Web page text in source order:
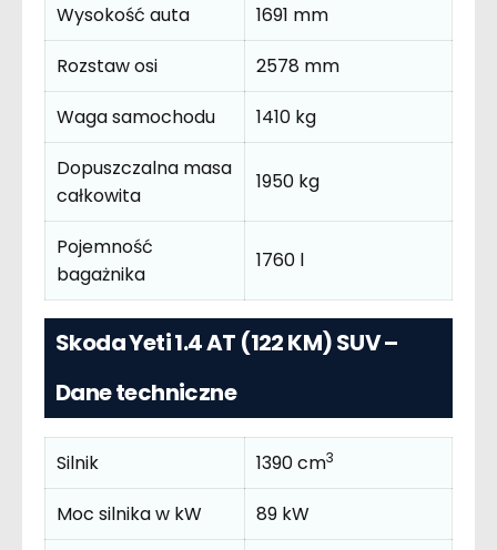
Wysokość auta
1691 mm
Rozstaw osi
2578 mm
Waga samochodu
1410 kg
Dopuszczalna masa
całkowita
1950 kg
Pojemność
bagażnika
1760 l
Skoda Yeti 1.4 AT (122 KM) SUV –
Dane techniczne
Silnik 1390 cm3
Moc silnika w kW
89 kW